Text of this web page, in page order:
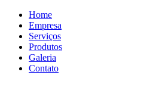
Home
Empresa
Serviços
Produtos
Galeria
Contato